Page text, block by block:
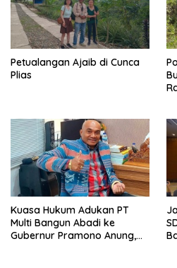
Petualangan Ajaib di Cunca
Plias
Kuasa Hukum Adukan PT
Multi Bangun Abadi ke
Gubernur Pramono Anung,